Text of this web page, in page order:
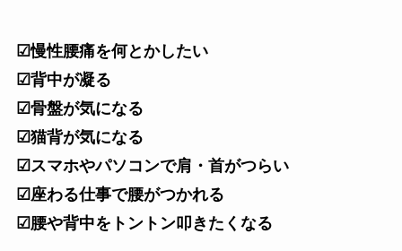
☑慢性腰痛を何とかしたい
☑背中が凝る
☑骨盤が気になる
☑猫背が気になる
☑スマホやパソコンで肩・首がつらい
☑座わる仕事で腰がつかれる
☑腰や背中をトントン叩きたくなる